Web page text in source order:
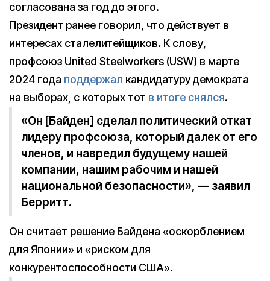
согласована за год до этого.
Президент ранее говорил, что действует в
интересах сталелитейщиков. К слову,
профсоюз United Steelworkers (USW) в марте
2024 года поддержал кандидатуру демократа
на выборах, с которых тот в итоге снялся.
«Он [Байден] сделал политический откат
лидеру профсоюза, который далек от его
членов, и навредил будущему нашей
компании, нашим рабочим и нашей
национальной безопасности», — заявил
Берритт.
Он считает решение Байдена «оскорблением
для Японии» и «риском для
конкурентоспособности США».